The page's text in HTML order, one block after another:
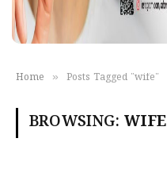
Home » Posts Tagged "wife"
BROWSING: WIFE